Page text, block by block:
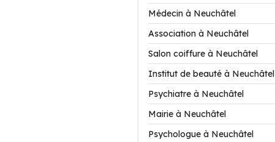
Médecin à Neuchâtel
Association à Neuchâtel
Salon coiffure à Neuchâtel
Institut de beauté à Neuchâtel
Psychiatre à Neuchâtel
Mairie à Neuchâtel
Psychologue à Neuchâtel